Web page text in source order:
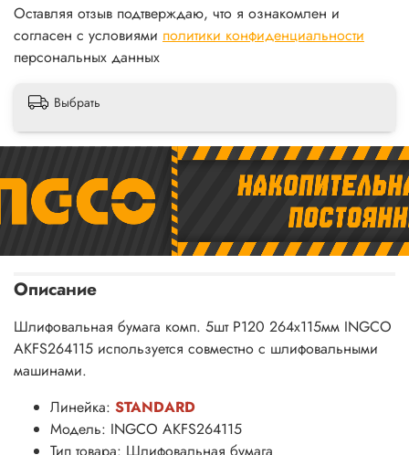
Оставляя отзыв подтверждаю, что я ознакомлен и
согласен с условиями политики конфиденциальности
персональных данных
Выбрать
Описание
Шлифовальная бумага комп. 5шт P120 264х115мм INGCO
AKFS264115 используется совместно с шлифовальными
машинами.
Линейка: STANDARD
Модель: INGCO AKFS264115